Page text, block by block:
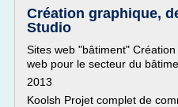
Création graphique,
Studio
Sites web "bâtiment"
web pour le secteur du
2013
Koolsh Projet complet de